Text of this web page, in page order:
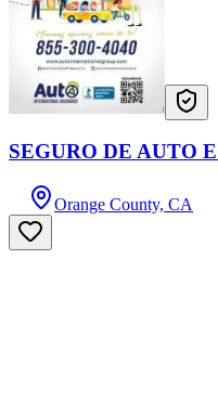
SEGURO DE AUTO
Orange County, CA